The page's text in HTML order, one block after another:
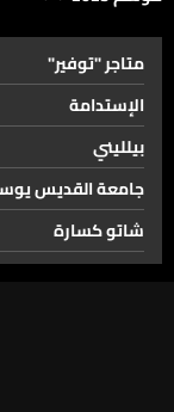
متاجر "توفير"
الإستدامة
بيلليني
جامعة القديس
شاتو كسارة
شركة موركس